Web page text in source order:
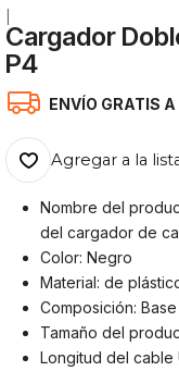
Cargador
P4
ENVÍO GRATIS
Agregar a la
Nombre del
del cargador de
Color: Negro
Material: de
Composición:
Tamaño del
Longitud del cable